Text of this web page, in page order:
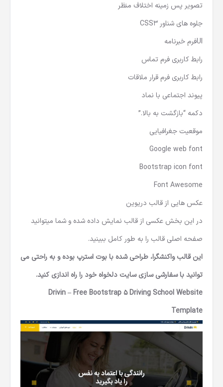
تصویر پس زمینه اختلاف منظر
جلوه های شناور CSS3
UIفرم خبرنامه
رابط کاربری فرم تماس
رابط کاربری فرم قرار ملاقات
پیوند اجتماعی با نماد
دکمه “بازگشت به بالا.”
موقعیت جغرافیایی
Google web font
Bootstrap icon font
Font Awesome
عکس هایی از قالب دریوین
در این بخش عکسی از قالب نمایش داده شده و شما میتوانید
صفحه اصلی قالب را به طور کامل ببینید.
این قالب واکنشگرا، طراحی شده با بوت استرپ بوده و به راحتی می
توانید با سفارشی سازی سایت دلخواه خود را راه اندازی کنید.
Drivin – Free Bootstrap 5 Driving School Website
Template